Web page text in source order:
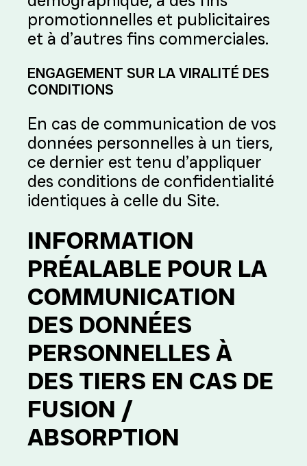
promotionnelles et publicitaires
et à d’autres fins commerciales.
ENGAGEMENT SUR LA VIRALITÉ DES
CONDITIONS
En cas de communication de vos
données personnelles à un tiers,
ce dernier est tenu d’appliquer
des conditions de confidentialité
identiques à celle du Site.
INFORMATION
PRÉALABLE POUR LA
COMMUNICATION
DES DONNÉES
PERSONNELLES À
DES TIERS EN CAS DE
FUSION /
ABSORPTION